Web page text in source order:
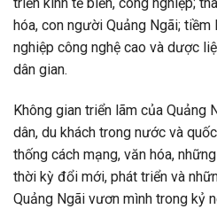
triển kinh tế biển, công nghiệp;
hóa, con người Quảng Ngãi;
nghiệp công nghệ cao và dược
dân gian.
Không gian triển lãm của Quảng
dân, du khách trong nước và
thống cách mạng, văn hóa,
thời kỳ đổi mới, phát triển và
Quảng Ngãi vươn mình trong kỷ